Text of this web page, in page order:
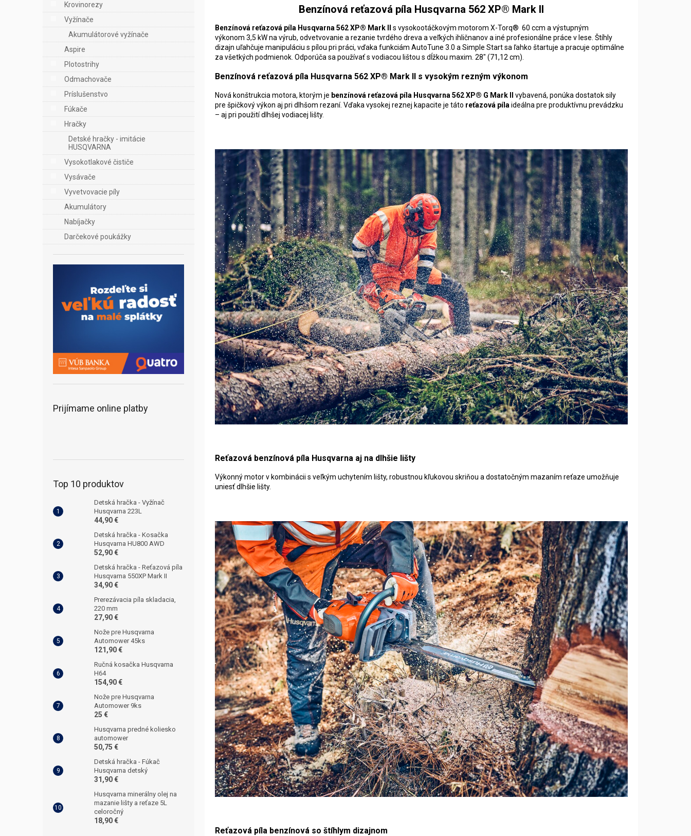
Krovinorezy
Vyžínače
Akumulátorové vyžínače
Aspire
Plotostrihy
Odmachovače
Príslušenstvo
Fúkače
Hračky
Detské hračky - imitácie
HUSQVARNA
Vysokotlakové čističe
Vysávače
Vyvetvovacie píly
Akumulátory
Nabíjačky
Darčekové poukážky
Prijímame online platby
Top 10 produktov
Detská hračka - Vyžínač
Husqvarna 223L
44,90 €
Detská hračka - Kosačka
Husqvarna HU800 AWD
52,90 €
Detská hračka - Reťazová píla
Husqvarna 550XP Mark II
34,90 €
Prerezávacia píla skladacia,
220 mm
27,90 €
Nože pre Husqvarna
Automower 45ks
121,90 €
Ručná kosačka Husqvarna
H64
154,90 €
Nože pre Husqvarna
Automower 9ks
25 €
Husqvarna predné koliesko
automower
50,75 €
Detská hračka - Fúkač
Husqvarna detský
31,90 €
Husqvarna minerálny olej na
mazanie lišty a reťaze 5L
celoročný
18,90 €
Benzínová reťazová píla Husqvarna 562 XP® Mark II
Benzínová reťazová píla Husqvarna 562 XP® Mark II
s vysokootáčkovým motorom X-Torq® 60 ccm a výstupným
výkonom 3,5 kW na výrub, odvetvovanie a rezanie tvrdého dreva a veľkých ihličnanov a iné profesionálne práce v lese. Štíhly
dizajn uľahčuje manipuláciu s pílou pri práci, vďaka funkciám AutoTune 3.0 a Simple Start sa ľahko štartuje a pracuje optimálne
za všetkých podmienok. Odporúča sa používať s vodiacou lištou s dĺžkou maxim. 28" (71,12 cm).
Benzínová reťazová píla Husqvarna 562 XP® Mark II s vysokým rezným výkonom
Nová konštrukcia motora, ktorým je benzínová reťazová píla Husqvarna 562 XP® G Mark II
vybavená, ponúka dostatok sily
pre špičkový výkon aj pri dlhšom rezaní. Vďaka vysokej reznej kapacite je táto reťazová píla ideálna pre produktívnu prevádzku
– aj pri použití dlhšej vodiacej lišty.
Reťazová benzínová píla Husqvarna aj na dlhšie lišty
Výkonný motor v kombinácii s veľkým uchytením lišty, robustnou kľukovou skriňou a dostatočným mazaním reťaze umožňuje
uniesť dlhšie lišty.
Reťazová píla benzínová so štíhlym dizajnom